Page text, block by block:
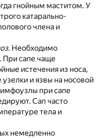
гнойным маститом. У
катарально-
члена и
. Необходимо
При сапе чаще
истечения из носа,
и язвы на носовой
при сапе
Сап часто
тела и
немедленно